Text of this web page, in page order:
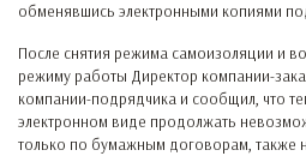
обменявшись электронными копиями
После снятия режима самоизоляции и
режиму работы Директор компании-
компании-подрядчика и сообщил, что
электронном виде продолжать
только по бумажным договорам, также